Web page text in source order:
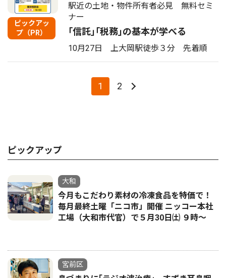
ピックアッ
プ（PR）
駅近の土地・物件所有者必見 無料セミ
ナー
｢信託｣｢税務｣の基本が学べる
10月27日 上大岡駅徒歩３分 先着順
1 2
ピックアップ
大和
今月もこだわり素材の冷凍食品を特価で！
毎月最終土曜「ニコ市」開催 ニッコー本社
工場（大和市代官）で５月30日㈯ ９時～
宮前区